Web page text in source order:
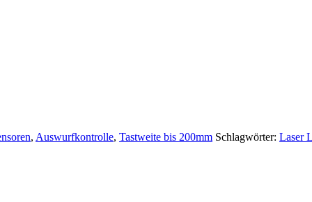
, Auswurfkontrolle, Tastweite bis 200mm Schlagwörter: Laser